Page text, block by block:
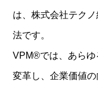
は、株式会社テク
法です。
VPM®では、あらゆ
変革し、企業価値